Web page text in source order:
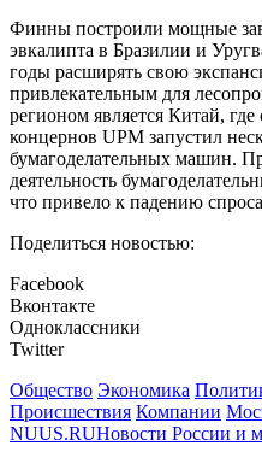
Финны построили мощные
эвкалипта в Бразилии и
годы расширять свою
привлекательным для
регионом является Китай,
концернов UPM запустил
бумагоделательных машин.
деятельность
что привело к падению
Поделиться новостью:
Facebook
Вконтакте
Одноклассники
Twitter
Общество Экономика
Происшествия Компании
NUUS.RUНовости России и